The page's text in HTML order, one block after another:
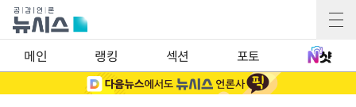
메인 랭킹 섹션 포토